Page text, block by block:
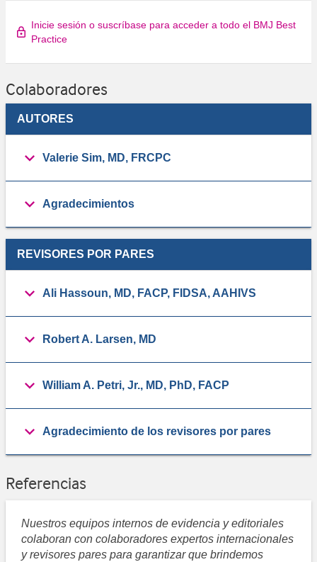
Inicie sesión o suscríbase para acceder a todo el BMJ Best
Practice
Colaboradores
AUTORES
Valerie Sim, MD, FRCPC
Agradecimientos
REVISORES POR PARES
Ali Hassoun, MD, FACP, FIDSA, AAHIVS
Robert A. Larsen, MD
William A. Petri, Jr., MD, PhD, FACP
Agradecimiento de los revisores por pares
Referencias
Nuestros equipos internos de evidencia y editoriales
colaboran con colaboradores expertos internacionales
y revisores pares para garantizar que brindemos